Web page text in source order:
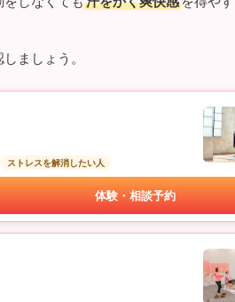
ましょう。
ストレスを解消したい人
体験・相談予約